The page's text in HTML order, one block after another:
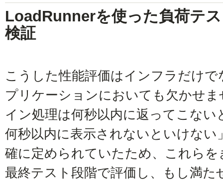
LoadRunnerを使った負荷テ
検証
こうした性能評価はインフラだけ
プリケーションにおいても欠かせ
イン処理は何秒以内に返ってこな
何秒以内に表示されないといけない
確に定められていたため、これら
最終テスト段階で評価し、もし満